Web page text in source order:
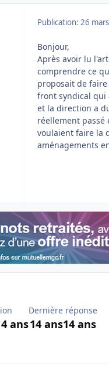
Publication: 26
Bonjour,
Après avoir lu
comprendre ce
proposait de
front syndical qui
et la direction a
réellement passé
voulaient faire la
aménagements
ans
Dernière réponse
14 ans14 ans